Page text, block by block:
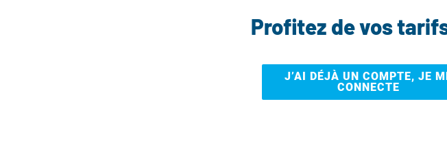
Profitez de vos
J’AI DÉJÀ UN COMPTE, JE
CONNECTE